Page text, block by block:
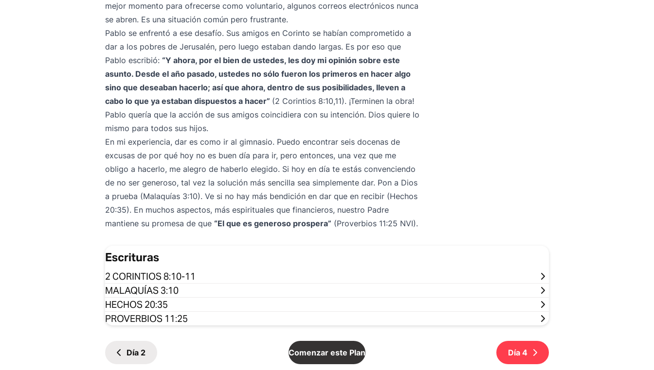
mejor momento para ofrecerse como voluntario, algunos correos electrónicos nunca
se abren. Es una situación común pero frustrante.
Pablo se enfrentó a ese desafío. Sus amigos en Corinto se habían comprometido a
dar a los pobres de Jerusalén, pero luego estaban dando largas. Es por eso que
Pablo escribió: “Y ahora, por el bien de ustedes, les doy mi opinión sobre este
asunto. Desde el año pasado, ustedes no sólo fueron los primeros en hacer algo
sino que deseaban hacerlo; así que ahora, dentro de sus posibilidades, lleven a
cabo lo que ya estaban dispuestos a hacer” (2 Corintios 8:10,11). ¡Terminen la obra!
Pablo quería que la acción de sus amigos coincidiera con su intención. Dios quiere lo
mismo para todos sus hijos.
En mi experiencia, dar es como ir al gimnasio. Puedo encontrar seis docenas de
excusas de por qué hoy no es buen día para ir, pero entonces, una vez que me
obligo a hacerlo, me alegro de haberlo elegido. Si hoy en día te estás convenciendo
de no ser generoso, tal vez la solución más sencilla sea simplemente dar. Pon a Dios
a prueba (Malaquías 3:10). Ve si no hay más bendición en dar que en recibir (Hechos
20:35). En muchos aspectos, más espirituales que financieros, nuestro Padre
mantiene su promesa de que “El que es generoso prospera” (Proverbios 11:25 NVI).
Escrituras
2 CORINTIOS 8:10-11
MALAQUÍAS 3:10
HECHOS 20:35
PROVERBIOS 11:25
Día 2 Comenzar este Plan Día 4